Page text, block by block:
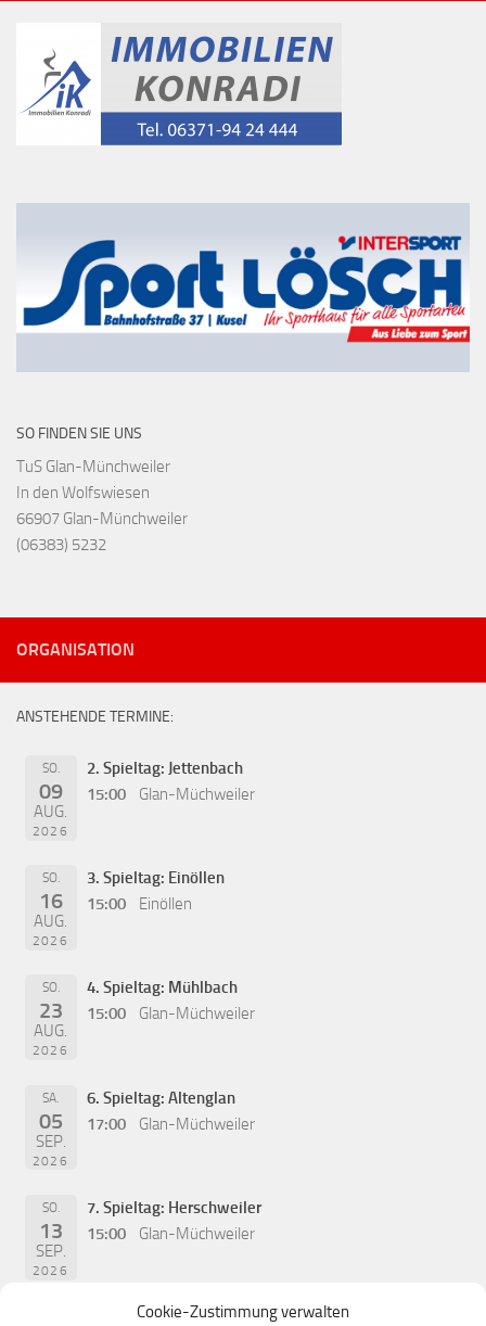
Cookie-Zustimmung verwalten
SO FINDEN SIE UNS
TuS Glan-Münchweiler
In den Wolfswiesen
66907 Glan-Münchweiler
(06383) 5232
ORGANISATION
ANSTEHENDE TERMINE:
SO.
09
AUG.
2026
2. Spieltag: Jettenbach
15:00
Glan-Müchweiler
SO.
16
AUG.
2026
3. Spieltag: Einöllen
15:00
Einöllen
SO.
23
AUG.
2026
4. Spieltag: Mühlbach
15:00
Glan-Müchweiler
SA.
05
SEP.
2026
6. Spieltag: Altenglan
17:00
Glan-Müchweiler
SO.
13
SEP.
2026
7. Spieltag: Herschweiler
15:00
Glan-Müchweiler